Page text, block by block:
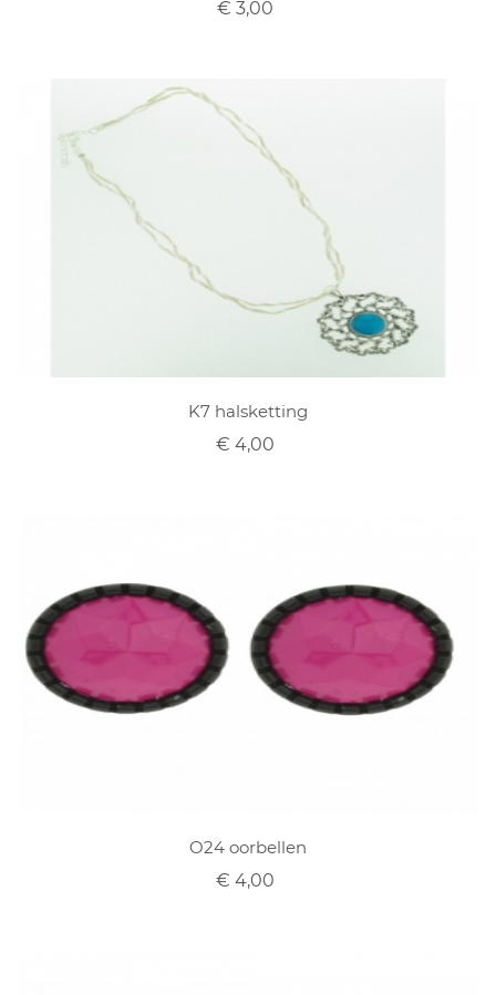
€ 3,00
K7 halsketting
€ 4,00
O24 oorbellen
€ 4,00